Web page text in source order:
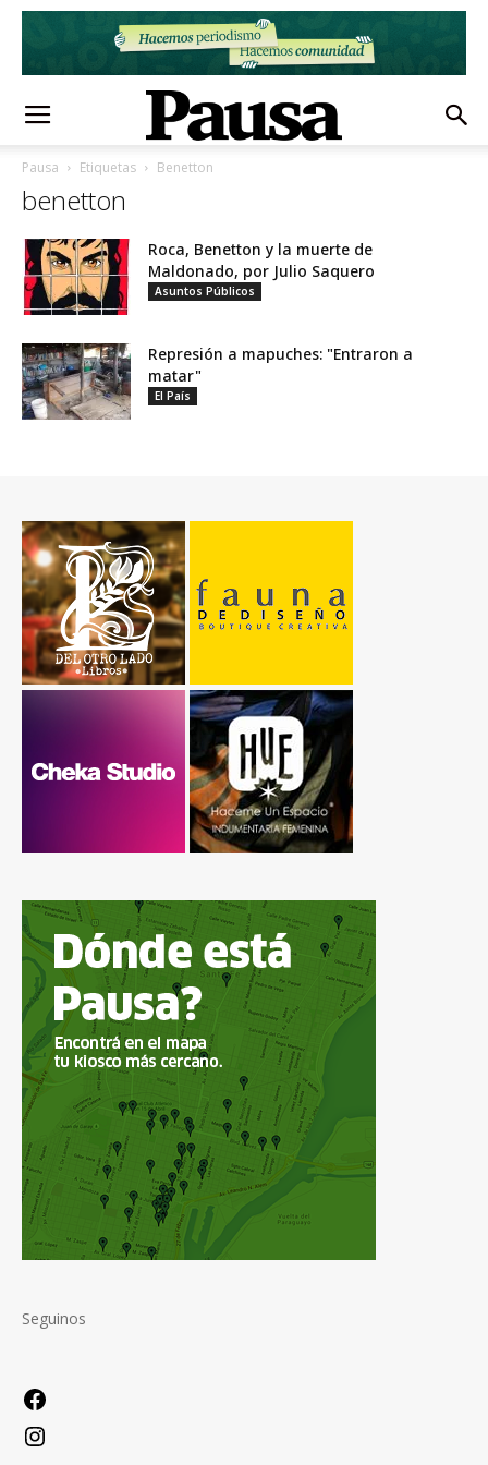
Pausa Etiquetas Benetton
benetton
Roca, Benetton y la muerte de
Maldonado, por Julio Saquero
Asuntos Públicos
Represión a mapuches: "Entraron a
matar"
El País
Seguinos